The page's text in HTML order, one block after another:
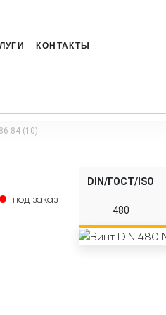
КОНТАКТЫ
84 (10)
под заказ
DIN/ГОСТ/ISO
480